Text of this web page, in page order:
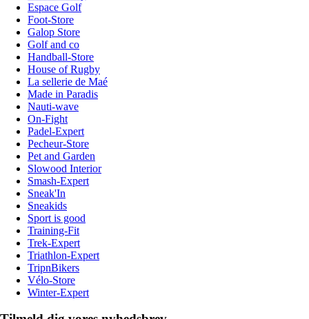
Espace Golf
Foot-Store
Galop Store
Golf and co
Handball-Store
House of Rugby
La sellerie de Maé
Made in Paradis
Nauti-wave
On-Fight
Padel-Expert
Pecheur-Store
Pet and Garden
Slowood Interior
Smash-Expert
Sneak'In
Sneakids
Sport is good
Training-Fit
Trek-Expert
Triathlon-Expert
TripnBikers
Vélo-Store
Winter-Expert